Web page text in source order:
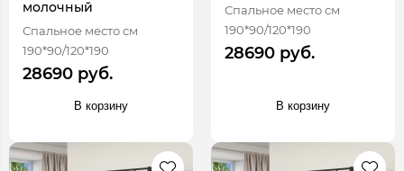
молочный
Спальное место см
190*90/120*190
28690 руб.
В корзину
Спальное место см
190*90/120*190
28690 руб.
В корзину